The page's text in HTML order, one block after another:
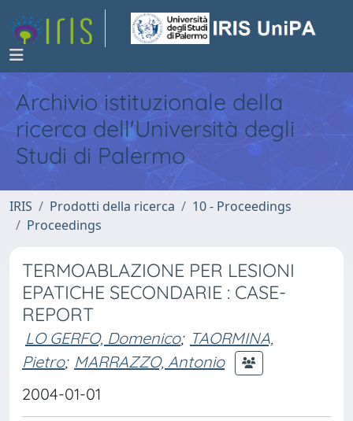
Archivio istituzionale della
ricerca dell'Università degli
Studi di Palermo
IRIS Prodotti della ricerca
10 - Proceedings
Proceedings
TERMOABLAZIONE PER LESIONI
EPATICHE SECONDARIE : CASE-
REPORT
LO GERFO, Domenico; TAORMINA,
Pietro; MARRAZZO, Antonio
2004-01-01